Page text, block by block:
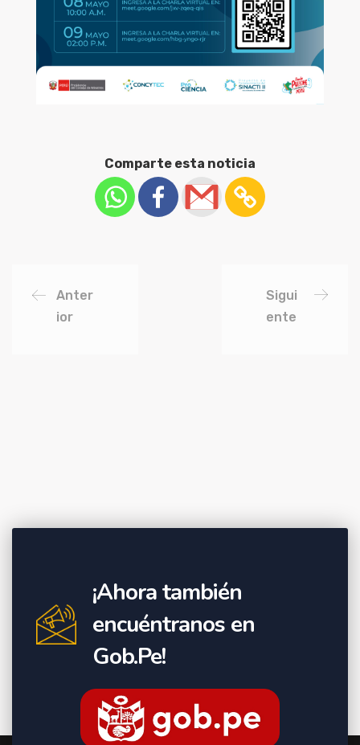
Comparte esta noticia
Anter
ior
Sigui
ente
¡Ahora también
encuéntranos en
Gob.Pe!